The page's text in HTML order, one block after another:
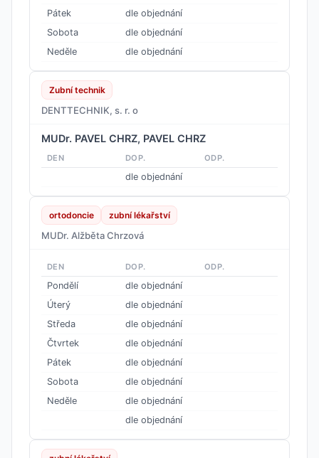
Pátek
dle objednání
Sobota
dle objednání
Neděle
dle objednání
Zubní technik
DENTTECHNIK, s. r. o
MUDr. PAVEL CHRZ, PAVEL CHRZ
DEN DOP. ODP.
dle objednání
ortodoncie zubní lékařství
MUDr. Alžběta Chrzová
DEN DOP. ODP.
Pondělí
dle objednání
Úterý
dle objednání
Středa
dle objednání
Čtvrtek
dle objednání
Pátek
dle objednání
Sobota
dle objednání
Neděle
dle objednání
dle objednání